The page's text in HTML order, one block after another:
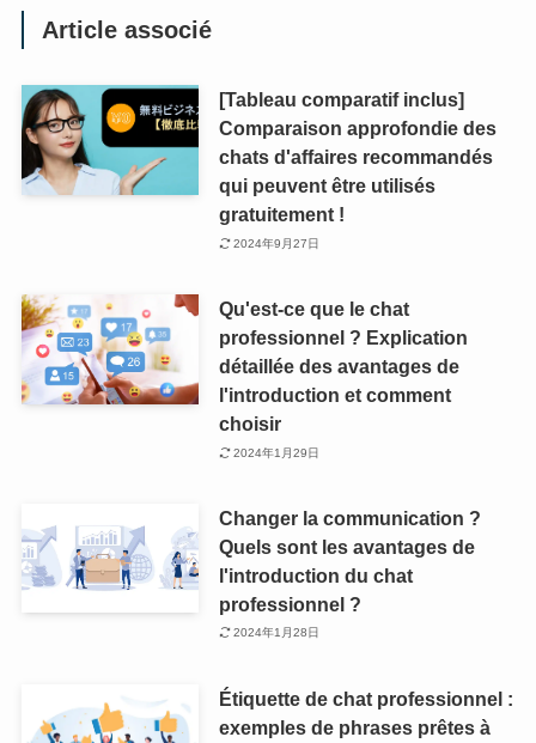
Article associé
[Tableau comparatif inclus]
Comparaison approfondie des
chats d'affaires recommandés
qui peuvent être utilisés
gratuitement !
2024年9月27日
Qu'est-ce que le chat
professionnel ? Explication
détaillée des avantages de
l'introduction et comment
choisir
2024年1月29日
Changer la communication ?
Quels sont les avantages de
l'introduction du chat
professionnel ?
2024年1月28日
Étiquette de chat professionnel :
exemples de phrases prêtes à